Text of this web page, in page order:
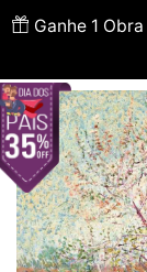
Ganhe 1